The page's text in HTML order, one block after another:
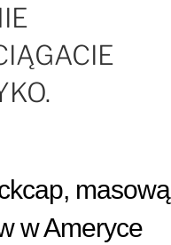
masową
w Ameryce